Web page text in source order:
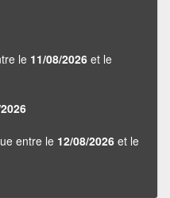
le 11/08/2026 et le
entre le 12/08/2026 et le